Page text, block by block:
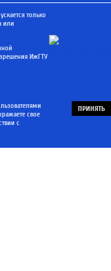
только
или
ИжГТУ
свое
с
ПРИНЯТЬ